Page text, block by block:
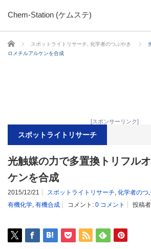
Chem-Station (ケムステ)
ホーム スポットライトリサーチ 化学者のつぶやき
ロメチルアルケンを合成
[スポンサーリンク]
スポットライトリサーチ
光触媒の力で多置換トリフル
ケンを合成
2015/12/21 スポットライトリサーチ, 化学者のつ
有機化学, 有機合成 コメント: 0 コメント 投稿